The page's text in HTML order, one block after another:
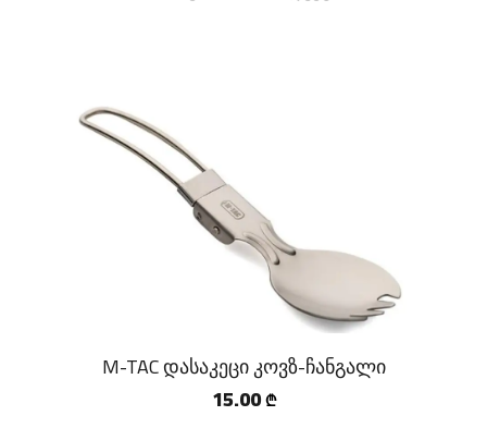
M-TAC დასაკეცი კოვზ-ჩანგალი
15.00 ₾